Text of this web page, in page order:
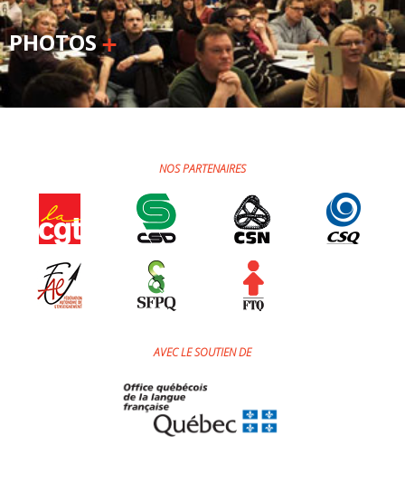
PHOTOS
NOS PARTENAIRES
AVEC LE SOUTIEN DE